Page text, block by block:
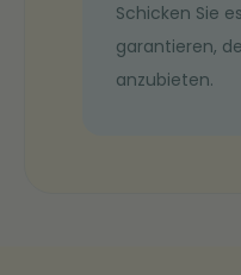
Schicken Sie
garantieren,
anzubieten.